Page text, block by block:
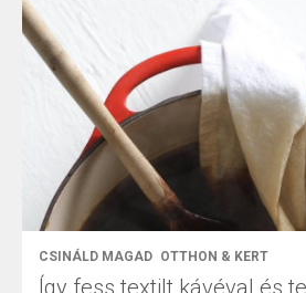
CSINÁLD MAGAD OTTHON & KERT
Így fess textilt kávéval és